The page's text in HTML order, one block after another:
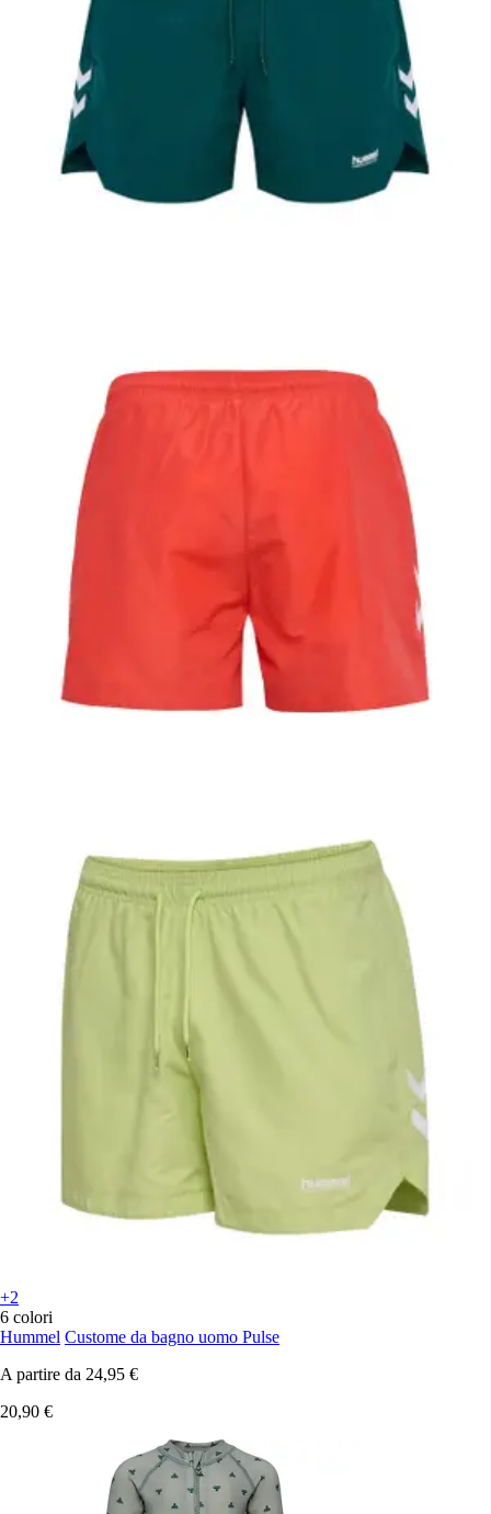
+2
6 colori
Hummel Custome da bagno uomo Pulse
A partire da 24,95 €
20,90 €